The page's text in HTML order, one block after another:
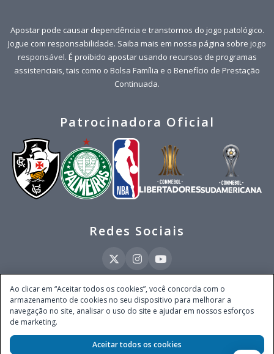
Apostar pode causar dependência e transtornos do jogo patológico.
Jogue com responsabilidade. Saiba mais em nossa página sobre jogo
responsável. É proibido apostar usando recursos de programas
assistenciais, tais como o Bolsa Família e o Benefício de Prestação
Continuada.
Patrocinadora Oficial
Redes Sociais
Este site é operado pela Ventmear Brasil LTDA (CNPJ 52.868.380/0001-84), com
endereço na Avenida Brigadeiro Faria Lima, nº 4.055, 3º andar, Itaim Bibi, no
Município de São Paulo, Estado de São Paulo, CEP 04538-133, Brasil - empresa
autorizada a operar apostas de quota fixa em todo território nacional pela
Secretaria de Prêmios e Apostas do Ministério da Fazenda, conforme Portaria nº
Ao clicar em “Aceitar todos os cookies”, você concorda com o
armazenamento de cookies no seu dispositivo para melhorar a
navegação no site, analisar o uso do site e ajudar em nossos esforços
de marketing.
Aceitar todos os cookies